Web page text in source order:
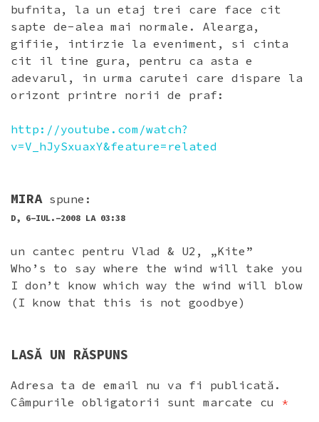
bufnita, la un etaj trei care face cit
sapte de-alea mai normale. Alearga,
gifiie, intirzie la eveniment, si cinta
cit il tine gura, pentru ca asta e
adevarul, in urma carutei care dispare la
orizont printre norii de praf:
http://youtube.com/watch?
v=V_hJySxuaxY&feature=related
MIRA spune:
D, 6-IUL.-2008 LA 03:38
un cantec pentru Vlad & U2, „Kite”
Who’s to say where the wind will take you
I don’t know which way the wind will blow
(I know that this is not goodbye)
LASĂ UN RĂSPUNS
Adresa ta de email nu va fi publicată.
Câmpurile obligatorii sunt marcate cu *